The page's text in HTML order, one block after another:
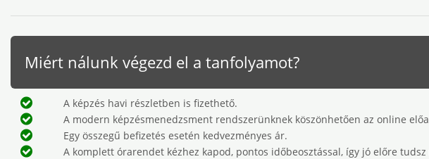
Miért nálunk végezd el a tanfolyamot?
A képzés havi részletben is fizethető.
A modern képzésmenedzsment rendszerünknek köszönhetően az online
Egy összegű befizetés esetén kedvezményes ár.
A komplett órarendet kézhez kapod, pontos időbeosztással, így jó előre